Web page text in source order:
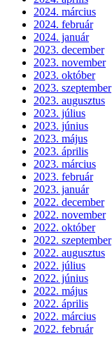
2024. március
2024. február
2024. január
2023. december
2023. november
2023. október
2023. szeptember
2023. augusztus
2023. július
2023. június
2023. május
2023. április
2023. március
2023. február
2023. január
2022. december
2022. november
2022. október
2022. szeptember
2022. augusztus
2022. július
2022. június
2022. május
2022. április
2022. március
2022. február